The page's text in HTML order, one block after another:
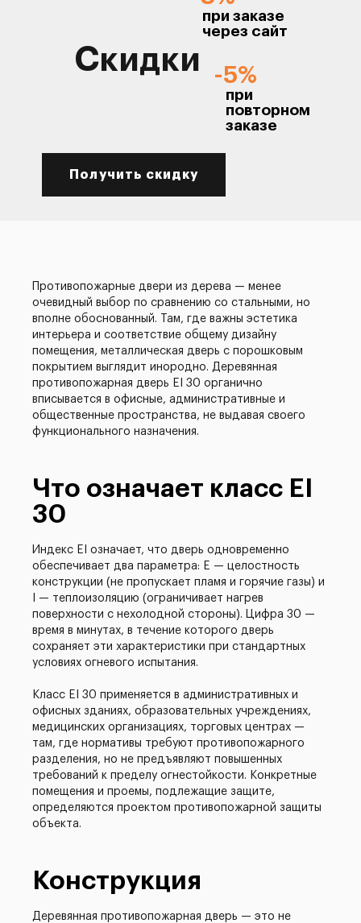
Скидки
при заказе
через сайт
-5%
при
повторном
заказе
Получить скидку
Противопожарные двери из дерева — менее
очевидный выбор по сравнению со стальными, но
вполне обоснованный. Там, где важны эстетика
интерьера и соответствие общему дизайну
помещения, металлическая дверь с порошковым
покрытием выглядит инородно. Деревянная
противопожарная дверь EI 30 органично
вписывается в офисные, административные и
общественные пространства, не выдавая своего
функционального назначения.
Что означает класс EI
30
Индекс EI означает, что дверь одновременно
обеспечивает два параметра: E — целостность
конструкции (не пропускает пламя и горячие газы) и
I — теплоизоляцию (ограничивает нагрев
поверхности с нехолодной стороны). Цифра 30 —
время в минутах, в течение которого дверь
сохраняет эти характеристики при стандартных
условиях огневого испытания.
Класс EI 30 применяется в административных и
офисных зданиях, образовательных учреждениях,
медицинских организациях, торговых центрах —
там, где нормативы требуют противопожарного
разделения, но не предъявляют повышенных
требований к пределу огнестойкости. Конкретные
помещения и проемы, подлежащие защите,
определяются проектом противопожарной защиты
объекта.
Конструкция
Деревянная противопожарная дверь — это не